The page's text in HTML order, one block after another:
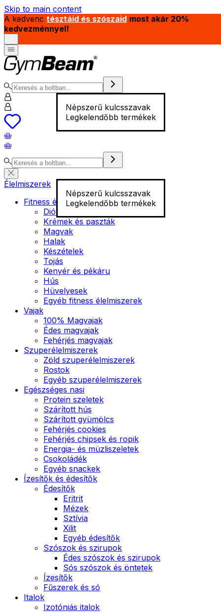
Skip to main content
A kedvenc tésztáid és szószaid most akár 20%
kedvezménnyel!
Népszerű kulcsszavak
Legkelendőbb termékek
Népszerű kulcsszavak
Legkelendőbb termékek
Élelmiszerek
Fitness élelmiszer
Diófélék
Krémek és paszták
Magvak
Halak
Készételek
Tojás
Kenyér és pékáru
Hús
Hüvelyesek
Egyéb fitness élelmiszerek
Vajak
100% Magvajak
Édes magvajak
Fehérjés magvajak
Szuperélelmiszerek
Zöld szuperélelmiszerek
Rostok
Egyéb szuperélelmiszerek
Egészséges nasi
Protein szeletek
Szárított hús
Szárított gyümölcs
Fehérjés cookies
Fehérjés chipsek és ropik
Energia- és müzliszeletek
Csokoládék
Egyéb snackek
Ízesítők és édesítők
Édesítők
Eritrit
Mézek
Sztívia
Xilit
Egyéb édesítők
Szószok és szirupok
Édes szószok és szirupok
Sós szószok és öntetek
Ízesítők
Fűszerek és só
Italok
Izotóniás italok